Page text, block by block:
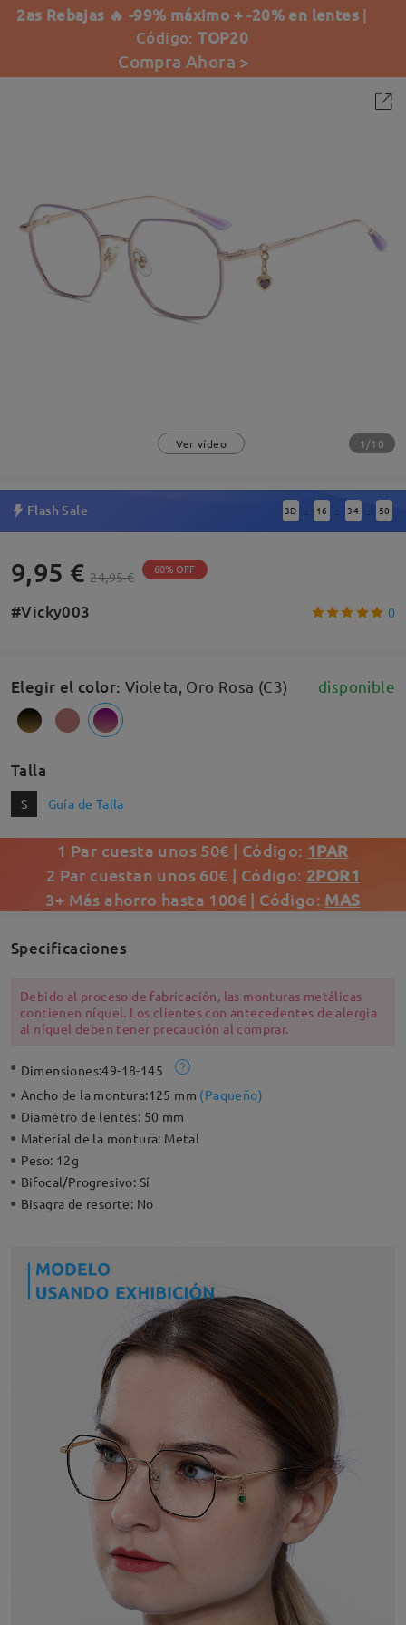
2as Rebajas 🔥 -99% máximo + -20% en lentes |
Código:TOP20
Compra Ahora >
Ver vídeo 1/10
Flash Sale 3D : 16 : 34 : 49
9,95 € 24,95 € 60% OFF
#Vicky003 0
Elegir el color: Violeta, Oro Rosa (C3) disponible
Talla
S Guía de Talla
1 Par cuesta unos 50€ | Código: 1PAR
2 Par cuestan unos 60€ | Código: 2POR1
3+ Más ahorro hasta 100€ | Código: MAS
Specificaciones
Debido al proceso de fabricación, las monturas metálicas
contienen níquel. Los clientes con antecedentes de alergia
al níquel deben tener precaución al comprar.
Dimensiones:49-18-145
Ancho de la montura:125 mm (Paqueño)
Diametro de lentes: 50 mm
Material de la montura: Metal
Peso: 12g
Bifocal/Progresivo: Sí
Bisagra de resorte: No